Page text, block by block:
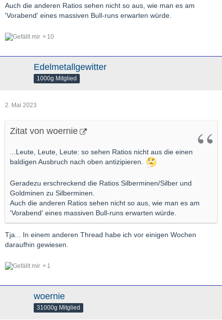
Auch die anderen Ratios sehen nicht so aus, wie man es am
'Vorabend' eines massiven Bull-runs erwarten würde.
10
Edelmetallgewitter
1000g Mitglied
2. Mai 2023
Zitat von woernie
...Leute, Leute, Leute: so sehen Ratios nicht aus die einen
baldigen Ausbruch nach oben antizipieren.
Geradezu erschreckend die Ratios Silberminen/Silber und
Goldminen zu Silberminen.
Auch die anderen Ratios sehen nicht so aus, wie man es am
'Vorabend' eines massiven Bull-runs erwarten würde.
Tja... In einem anderen Thread habe ich vor einigen Wochen
daraufhin gewiesen.
1
woernie
31000g Mitglied